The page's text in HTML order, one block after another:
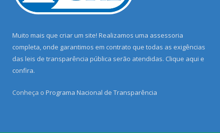
Muito mais que criar um site! Realizamos uma assessoria
completa, onde garantimos em contrato que todas as exigências
das leis de transparência pública serão atendidas. Clique aqui e
confira.
Conheça o Programa Nacional de Transparência